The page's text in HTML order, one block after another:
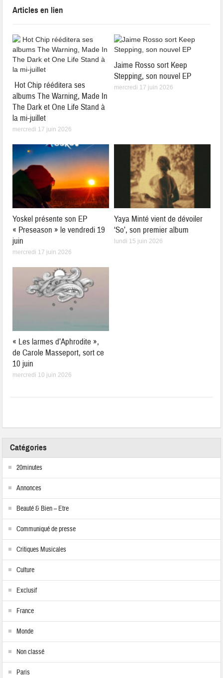
Articles en lien
Hot Chip rééditera ses
albums The Warning, Made In
The Dark et One Life Stand à
la mi-juillet
mercredi 17 juin 2026
Jaime Rosso sort Keep
Stepping, son nouvel EP
mercredi 17 juin 2026
Yoskel présente son EP
« Preseason » le vendredi 19
juin
mercredi 17 juin 2026
Yaya Minté vient de dévoiler
‘So’, son premier album
lundi 15 juin 2026
« Les larmes d’Aphrodite »,
de Carole Masseport, sort ce
10 juin
mercredi 10 juin 2026
Catégories
20minutes
Annonces
Beauté & Bien – Etre
Communiqué de presse
Critiques Musicales
Culture
Exclusif
France
Monde
Non classé
Paris